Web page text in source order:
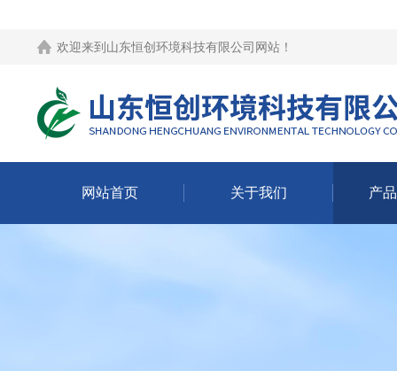
欢迎来到 山东恒创环境科技有限公司网站 ！
网站首页 关于我们 产